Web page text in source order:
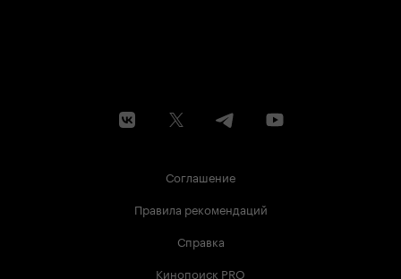
Соглашение
Правила рекомендаций
Справка
Кинопоиск PRO